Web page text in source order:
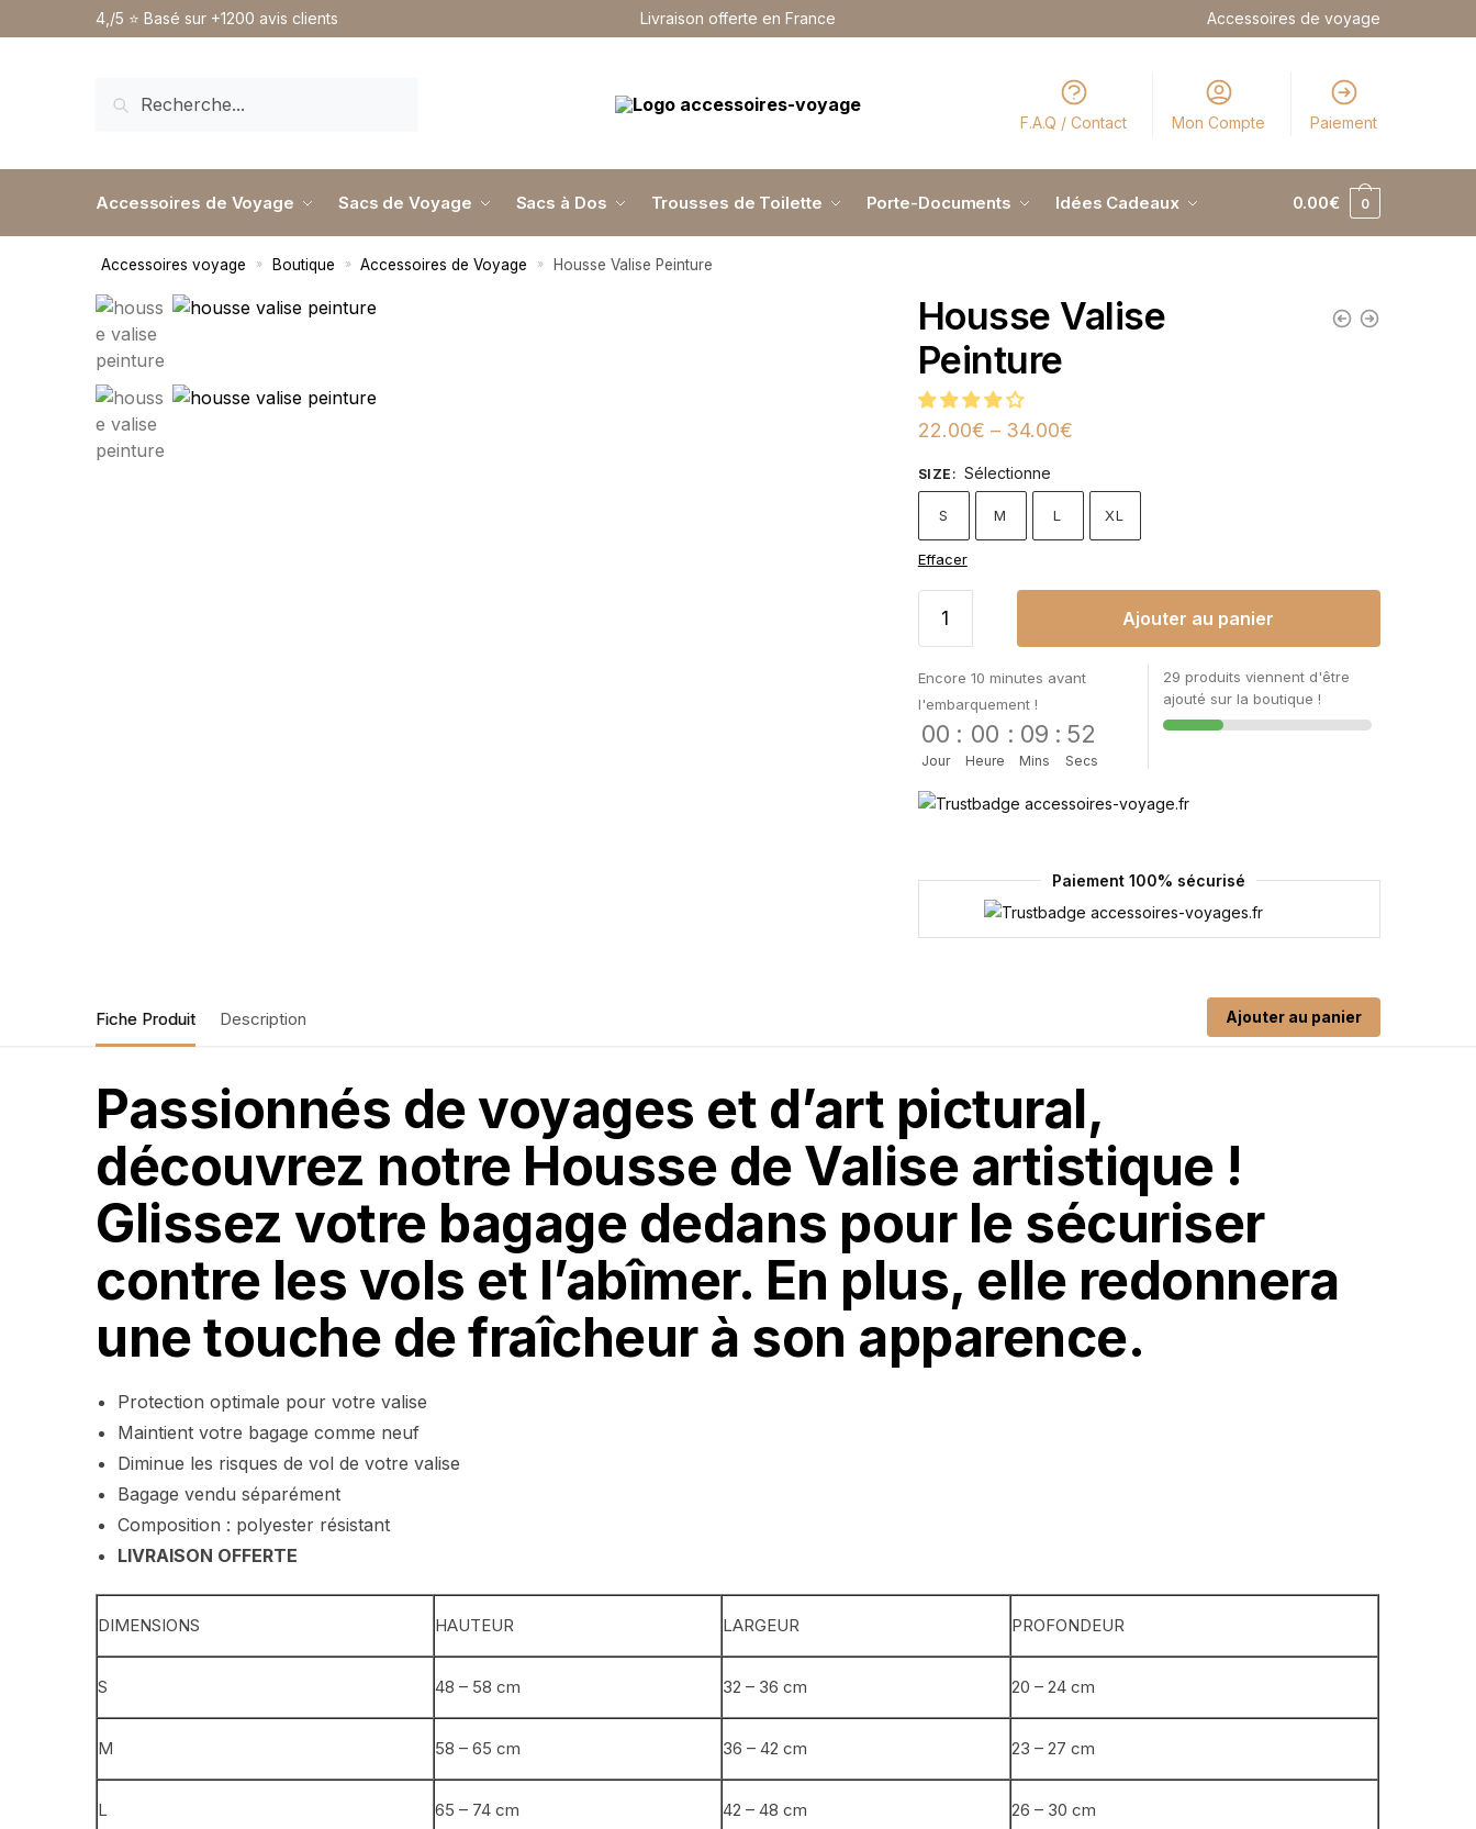
4,/5 ⭐️ Basé sur +1200 avis clients Livraison offerte en France Accessoires de voyage
F.A.Q / Contact Mon Compte Paiement
Accessoires de Voyage Sacs de Voyage Sacs à Dos Trousses de Toilette Porte-Documents Idées Cadeaux 0.00€ 0
Accessoires voyage » Boutique » Accessoires de Voyage » Housse Valise Peinture
Housse Valise
Peinture
22.00€ – 34.00€
SIZE : Sélectionne
S M L XL
Effacer
Ajouter au panier
Encore 10 minutes avant
l'embarquement !
00
Jour
: 00
Heure
: 09
Mins
: 51
Secs
29 produits viennent d'être
ajouté sur la boutique !
Paiement 100% sécurisé
Fiche Produit Description Ajouter au panier
Passionnés de voyages et d’art pictural,
découvrez notre Housse de Valise artistique !
Glissez votre bagage dedans pour le sécuriser
contre les vols et l’abîmer. En plus, elle redonnera
une touche de fraîcheur à son apparence.
Protection optimale pour votre valise
Maintient votre bagage comme neuf
Diminue les risques de vol de votre valise
Bagage vendu séparément
Composition : polyester résistant
LIVRAISON OFFERTE
DIMENSIONS HAUTEUR LARGEUR PROFONDEUR
S 48 – 58 cm 32 – 36 cm 20 – 24 cm
M 58 – 65 cm 36 – 42 cm 23 – 27 cm
L 65 – 74 cm 42 – 48 cm 26 – 30 cm